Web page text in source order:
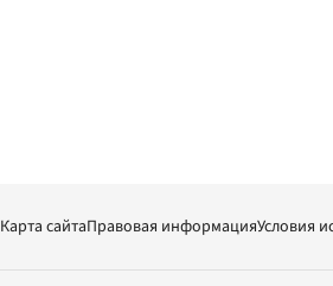
Карта сайтаПравовая информацияУсловия